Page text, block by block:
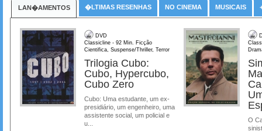
LAN�AMENTOS �LTIMAS RESENHAS NO CINEMA MUSICAIS
DVD
Classicline - 92 Min. Ficção
Cientifica, Suspense/Thriller, Terror
Trilogia Cubo:
Cubo, Hypercubo,
Cubo Zero
Cubo: Uma estudante, um ex-
presidiário, um engenheiro, uma
assistente social, um policial e
u...
O